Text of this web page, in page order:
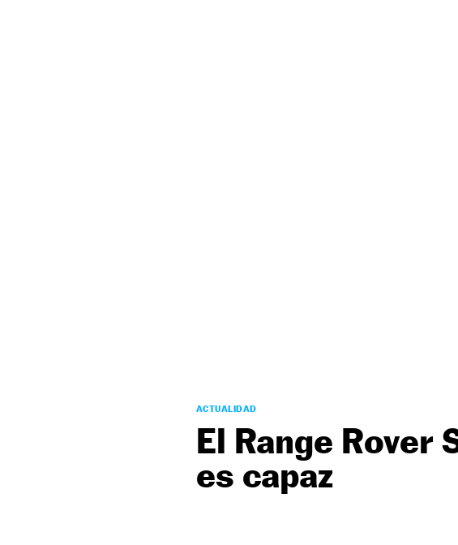
ACTUALIDAD
El Range Rover
es capaz